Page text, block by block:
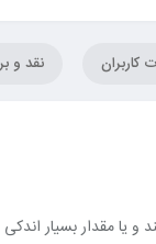
کاربران نقد و
یا مقدار بسیار